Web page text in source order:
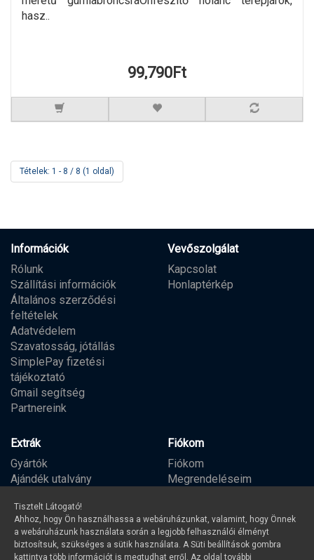
hasz..
99,790Ft
Tételek: 1 - 8 / 8 (1 oldal)
Információk
Rólunk
Szállítási információk
Általános szerződési
feltételek
Adatvédelem
Szavatosság, jótállás
SimplePay fizetési
tájékoztató
Gmail segítség
Partnereink
Vevőszolgálat
Kapcsolat
Honlaptérkép
Extrák
Gyártók
Ajándék utalvány
Fiókom
Fiókom
Megrendeléseim
Tisztelt Látogató!
Ahhoz, hogy Ön használhassa a webáruházunkat, valamint, hogy Önnek
a webáruházunk használata során a legjobb felhasználói élményt
biztosítsuk, szükséges a sütik használata. A Süti beállítások gombra
kattintva több információt is megtudhat erről. Az oldal további